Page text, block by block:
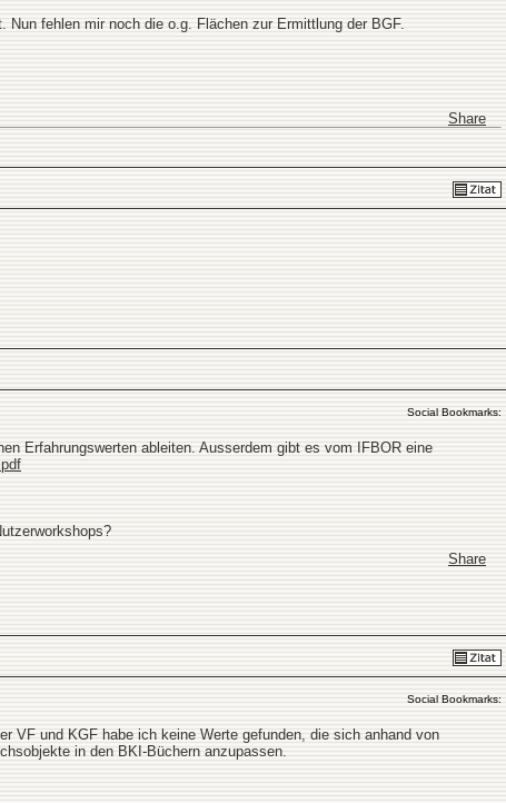
fehlen mir noch die o.g. Flächen zur Ermittlung der BGF.
Share
Social Bookmarks:
Erfahrungswerten ableiten. Ausserdem gibt es vom IFBOR eine
Share
Social Bookmarks:
VF und KGF habe ich keine Werte gefunden, die sich anhand von
in den BKI-Büchern anzupassen.